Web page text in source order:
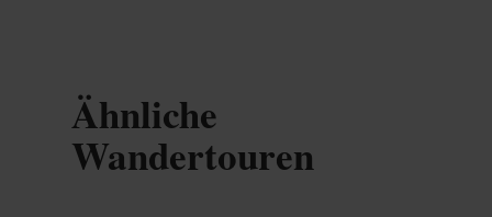
Ähnliche
Wandertouren